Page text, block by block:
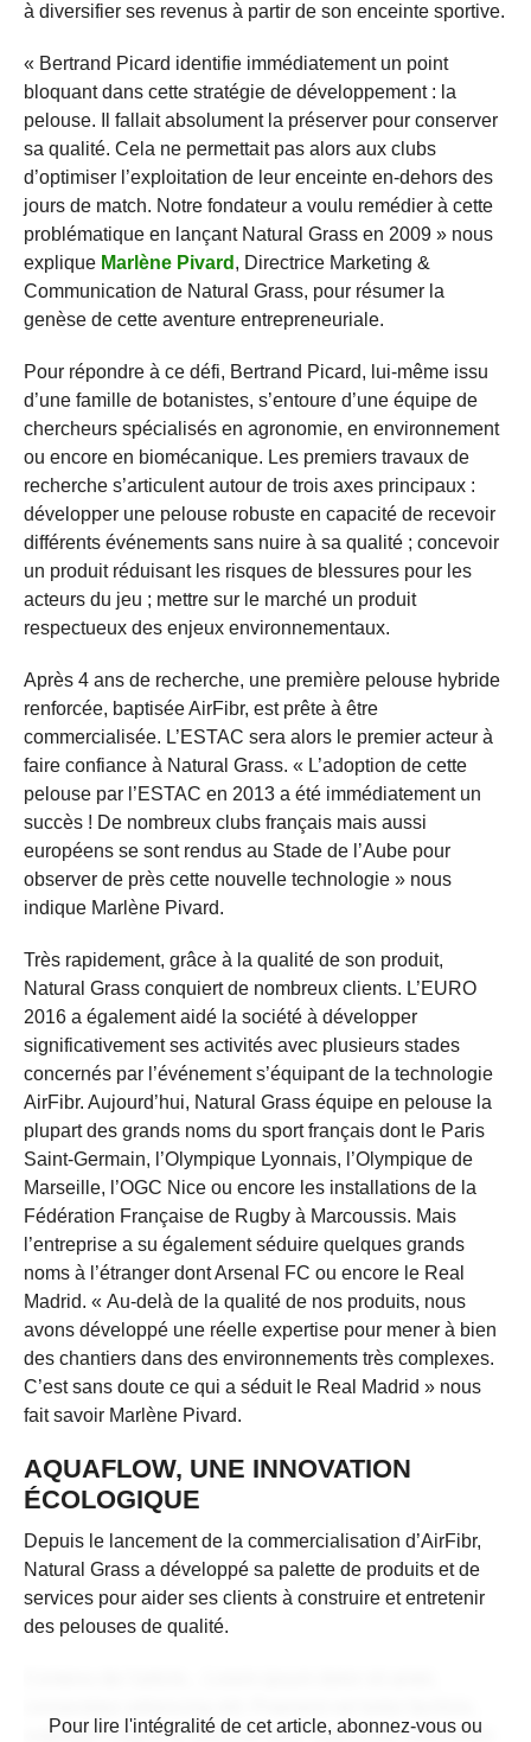
à diversifier ses revenus à partir de son enceinte sportive.
« Bertrand Picard identifie immédiatement un point
bloquant dans cette stratégie de développement : la
pelouse. Il fallait absolument la préserver pour conserver
sa qualité. Cela ne permettait pas alors aux clubs
d’optimiser l’exploitation de leur enceinte en-dehors des
jours de match. Notre fondateur a voulu remédier à cette
problématique en lançant Natural Grass en 2009 » nous
explique Marlène Pivard , Directrice Marketing &
Communication de Natural Grass, pour résumer la
genèse de cette aventure entrepreneuriale.
Pour répondre à ce défi, Bertrand Picard, lui-même issu
d’une famille de botanistes, s’entoure d’une équipe de
chercheurs spécialisés en agronomie, en environnement
ou encore en biomécanique. Les premiers travaux de
recherche s’articulent autour de trois axes principaux :
développer une pelouse robuste en capacité de recevoir
différents événements sans nuire à sa qualité ; concevoir
un produit réduisant les risques de blessures pour les
acteurs du jeu ; mettre sur le marché un produit
respectueux des enjeux environnementaux.
Après 4 ans de recherche, une première pelouse hybride
renforcée, baptisée AirFibr, est prête à être
commercialisée. L’ESTAC sera alors le premier acteur à
faire confiance à Natural Grass. « L’adoption de cette
pelouse par l’ESTAC en 2013 a été immédiatement un
succès ! De nombreux clubs français mais aussi
européens se sont rendus au Stade de l’Aube pour
observer de près cette nouvelle technologie » nous
indique Marlène Pivard.
Très rapidement, grâce à la qualité de son produit,
Natural Grass conquiert de nombreux clients. L’EURO
2016 a également aidé la société à développer
significativement ses activités avec plusieurs stades
concernés par l’événement s’équipant de la technologie
AirFibr. Aujourd’hui, Natural Grass équipe en pelouse la
plupart des grands noms du sport français dont le Paris
Saint-Germain, l’Olympique Lyonnais, l’Olympique de
Marseille, l’OGC Nice ou encore les installations de la
Fédération Française de Rugby à Marcoussis. Mais
l’entreprise a su également séduire quelques grands
noms à l’étranger dont Arsenal FC ou encore le Real
Madrid. « Au-delà de la qualité de nos produits, nous
avons développé une réelle expertise pour mener à bien
des chantiers dans des environnements très complexes.
C’est sans doute ce qui a séduit le Real Madrid » nous
fait savoir Marlène Pivard.
AQUAFLOW, UNE INNOVATION
ÉCOLOGIQUE
Depuis le lancement de la commercialisation d’AirFibr,
Natural Grass a développé sa palette de produits et de
services pour aider ses clients à construire et entretenir
des pelouses de qualité.
vulputate magna at, pulvinar arcu. Maecenas sollicitudin
CONTENU RÉSERVÉ AUX
Pour lire l'intégralité de cet article, abonnez-vous ou